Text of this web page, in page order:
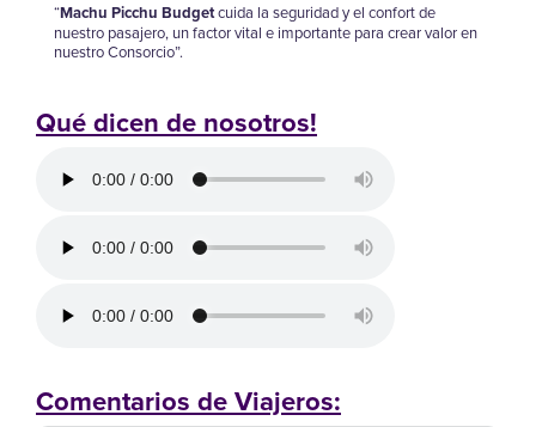
“Machu Picchu Budgetcuida la seguridad y el confort de
nuestro pasajero, un factor vital e importante para crear valor en
nuestro Consorcio”.
Qué dicen de nosotros!
Comentarios de Viajeros: